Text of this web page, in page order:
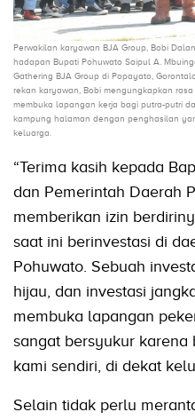
Perwakilan karyawan BJA Group, Bobi
hadapan Bupati Pohuwato Saipul A.
Gathering BJA Group di Popayato,
rekan karyawan, Bobi mengungkapkan
membuka lapangan kerja bagi putra-putri
kampung halaman dengan penghasilan
keluarga.
“Terima kasih kepada
dan Pemerintah Daerah
memberikan izin
saat ini berinvestasi di
Pohuwato. Sebuah
hijau, dan investasi
membuka lapangan
sangat bersyukur
kami sendiri, di dekat
Selain tidak perlu